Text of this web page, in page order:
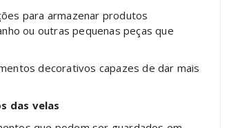
para armazenar produtos
ou outras pequenas peças que
decorativos capazes de dar mais
das velas